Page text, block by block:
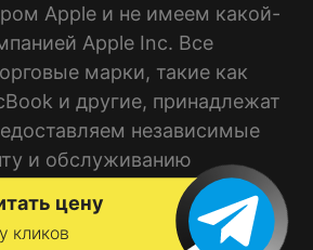
Apple и не имеем какой-
Apple Inc. Все
марки, такие как
и другие, принадлежат
независимые
и обслуживанию
цену
кликов